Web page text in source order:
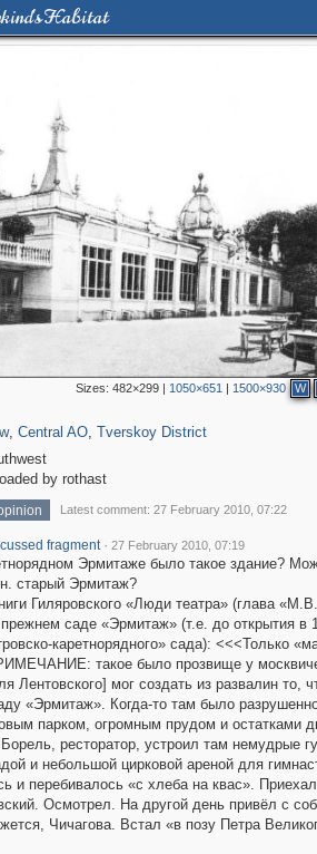
Habitat
Sizes: 482×299| 1050×651 | 1500×930 W
, Central AO, Tverskoy District
by rothast
Latest comment: 27 February 2010, 07:22
fragment · 27 February 2010, 07:19
Эрмитаже было такое здание?
старый Эрмитаж?
Гиляровского «Люди театра» (глава «М.В.
саде «Эрмитаж» (т.е. до открытия в
каретнорядного» сада): <<<Только
такое было прозвище у
Лентовского] мог создать из развалин то,
«Эрмитаж». Когда-то там было
парком, огромным прудом и остатками
ресторатор, устроил там немудрые
и небольшой цирковой ареной для
и перебивалось «с хлеба на квас».
Осмотрел. На другой день привёл с
Чичагова. Встал «в позу Петра